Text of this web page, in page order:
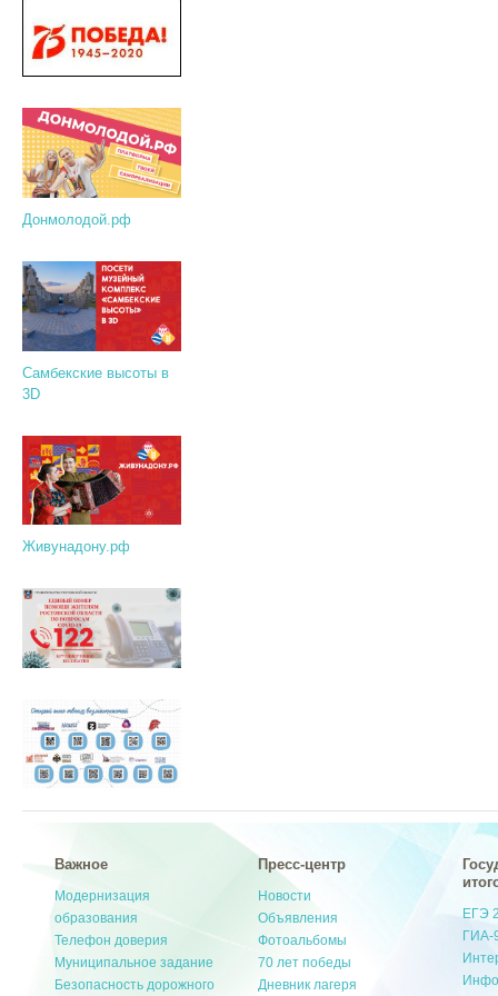
Донмолодой.рф
Самбекские высоты в
3D
Живунадону.рф
Важное
Модернизация
образования
Телефон доверия
Муниципальное задание
Безопасность дорожного
Пресс-центр
Новости
Объявления
Фотоальбомы
70 лет победы
Дневник лагеря
ЕГЭ
ГИА-